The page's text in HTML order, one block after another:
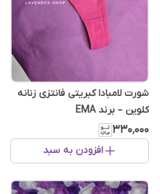
شورت لامبادا کبریتی فانتزی زنانه
کلوین – برند EMA
۳۳۰٬۰۰۰
افزودن به سبد